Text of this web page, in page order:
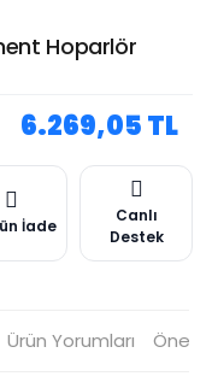
Hoparlör
6.269,05 TL
İade
Canlı
Destek
Ürün Yorumları